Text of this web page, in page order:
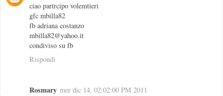
ciao partrcipo volemtieri
gfc mbilla82
fb adriana costanzo
mbilla82@yahoo.it
condiviso su fb
Rispondi
Rosmary mer dic 14, 02:02:00 PM 2011